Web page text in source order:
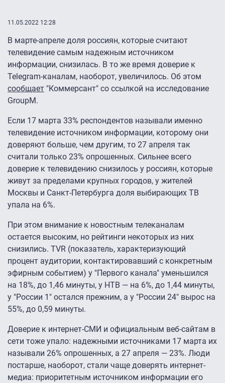
11.05.2022 12:28
В марте-апреле доля россиян, которые считают
телевидение самым надежным источником
информации, снизилась. В то же время доверие к
Telegram-каналам, наоборот, увеличилось. Об этом
сообщает "Коммерсант" со ссылкой на исследование
GroupM.
Если 17 марта 33% респондентов называли именно
телевидение источником информации, которому они
доверяют больше, чем другим, то 27 апреля так
считали только 23% опрошенных. Сильнее всего
доверие к телевидению снизилось у россиян, которые
живут за пределами крупных городов, у жителей
Москвы и Санкт-Петербурга доля выбирающих ТВ
упала на 6%.
При этом внимание к новостным телеканалам
остается высоким, но рейтинги некоторых из них
снизились. TVR (показатель, характеризующий
процент аудитории, контактировавший с конкретным
эфирным событием) у "Первого канала" уменьшился
на 18%, до 1,46 минуты, у НТВ — на 6%, до 1,44 минуты,
у "России 1" остался прежним, а у "России 24" вырос на
55%, до 0,59 минуты.
Доверие к интернет-СМИ и официальным веб-сайтам в
сети тоже упало: надежными источниками 17 марта их
называли 26% опрошенных, а 27 апреля — 23%. Люди
постарше, наоборот, стали чаще доверять интернет-
медиа: приоритетным источником информации его